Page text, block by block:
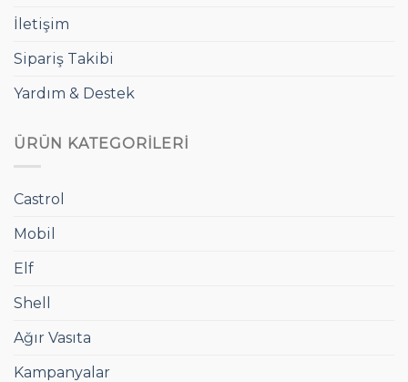
İletişim
Sipariş Takibi
Yardım & Destek
ÜRÜN KATEGORILERI
Castrol
Mobil
Elf
Shell
Ağır Vasıta
Kampanyalar